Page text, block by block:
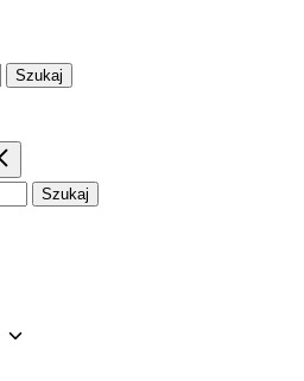
Szukaj
Szukaj